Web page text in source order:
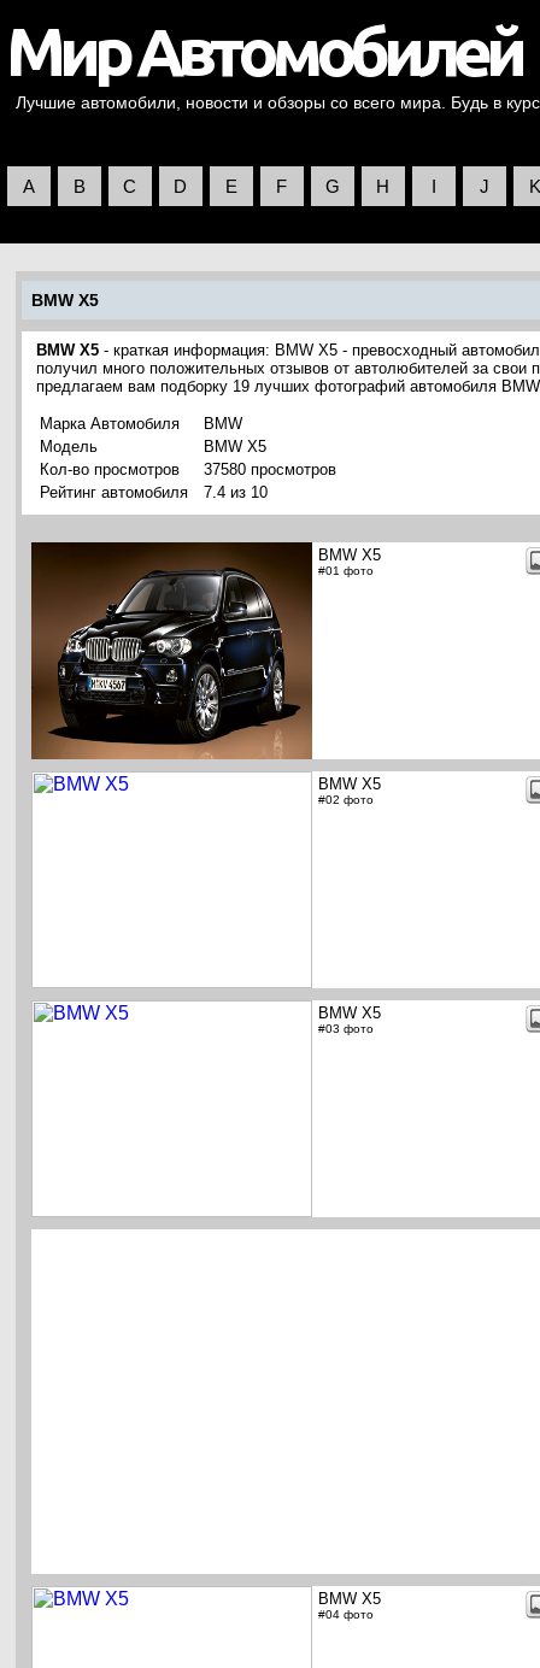
Лучшие автомобили, новости и обзоры со всего мира. Будь в
A B C D E F G H I J K
BMW X5
BMW X5 - краткая информация: BMW X5 - превосходный
получил много положительных отзывов от автолюбителей за свои
предлагаем вам подборку 19 лучших фотографий автомобиля
Марка Автомобиля
BMW
Модель
BMW X5
Кол-во просмотров
37580 просмотров
Рейтинг автомобиля
7.4 из 10
BMW X5
#01 фото
BMW X5
#02 фото
BMW X5
#03 фото
BMW X5
#04 фото